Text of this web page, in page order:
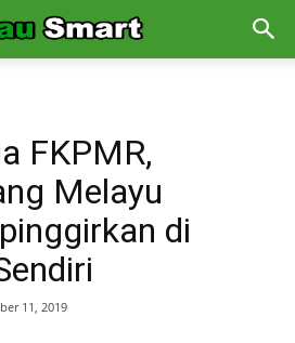
FKPMR,
Melayu
di
11, 2019